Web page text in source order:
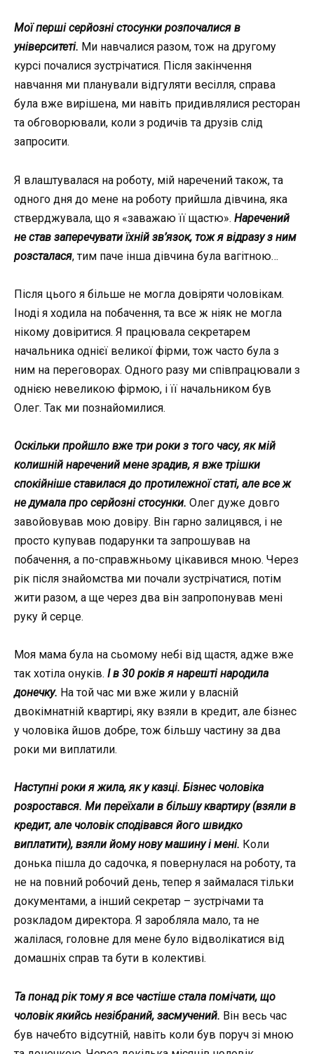
Мої перші серйозні стосунки розпочалися в
університеті. Ми навчалися разом, тож на другому
курсі почалися зустрічатися. Після закінчення
навчання ми планували відгуляти весілля, справа
була вже вирішена, ми навіть придивлялися ресторан
та обговорювали, коли з родичів та друзів слід
запросити.
Я влаштувалася на роботу, мій наречений також, та
одного дня до мене на роботу прийшла дівчина, яка
стверджувала, що я «заважаю її щастю». Наречений
не став заперечувати їхній зв’язок, тож я відразу з ним
розсталася, тим паче інша дівчина була вагітною…
Після цього я більше не могла довіряти чоловікам.
Іноді я ходила на побачення, та все ж ніяк не могла
нікому довіритися. Я працювала секретарем
начальника однієї великої фірми, тож часто була з
ним на переговорах. Одного разу ми співпрацювали з
однією невеликою фірмою, і її начальником був
Олег. Так ми познайомилися.
Оскільки пройшло вже три роки з того часу, як мій
колишній наречений мене зрадив, я вже трішки
спокійніше ставилася до протилежної статі, але все ж
не думала про серйозні стосунки. Олег дуже довго
завойовував мою довіру. Він гарно залицявся, і не
просто купував подарунки та запрошував на
побачення, а по-справжньому цікавився мною. Через
рік після знайомства ми почали зустрічатися, потім
жити разом, а ще через два він запропонував мені
руку й серце.
Моя мама була на сьомому небі від щастя, адже вже
так хотіла онуків. І в 30 років я нарешті народила
донечку. На той час ми вже жили у власній
двокімнатній квартирі, яку взяли в кредит, але бізнес
у чоловіка йшов добре, тож більшу частину за два
роки ми виплатили.
Наступні роки я жила, як у казці. Бізнес чоловіка
розростався. Ми переїхали в більшу квартиру (взяли в
кредит, але чоловік сподівався його швидко
виплатити), взяли йому нову машину і мені. Коли
донька пішла до садочка, я повернулася на роботу, та
не на повний робочий день, тепер я займалася тільки
документами, а інший секретар – зустрічами та
розкладом директора. Я заробляла мало, та не
жалілася, головне для мене було відволікатися від
домашніх справ та бути в колективі.
Тапонад рік тому я все частіше стала помічати, що
чоловік якийсь незібраний, засмучений. Він весь час
був начебто відсутній, навіть коли був поруч зі мною